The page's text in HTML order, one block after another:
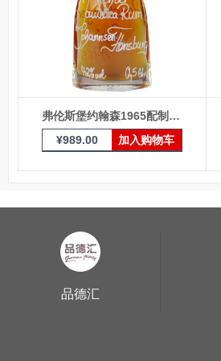
弗伦斯堡约翰森1965配制酒200ml瓶装
¥989.00 加入购物车
品德汇